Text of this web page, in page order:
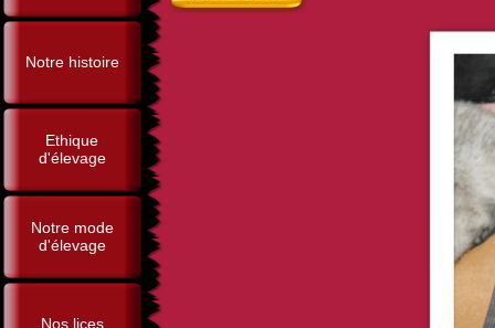
Notre histoire
Ethique
d'élevage
Notre mode
d'élevage
Nos lices